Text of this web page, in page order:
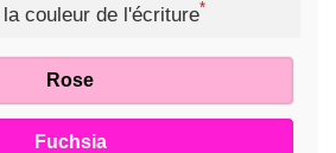
couleur de l'écriture*
Rose
Fuchsia